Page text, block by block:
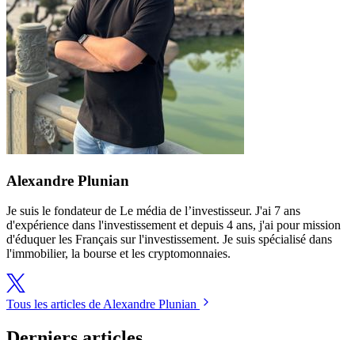
Alexandre Plunian
Je suis le fondateur de Le média de l’investisseur. J'ai 7 ans
d'expérience dans l'investissement et depuis 4 ans, j'ai pour mission
d'éduquer les Français sur l'investissement. Je suis spécialisé dans
l'immobilier, la bourse et les cryptomonnaies.
Tous les articles de Alexandre Plunian